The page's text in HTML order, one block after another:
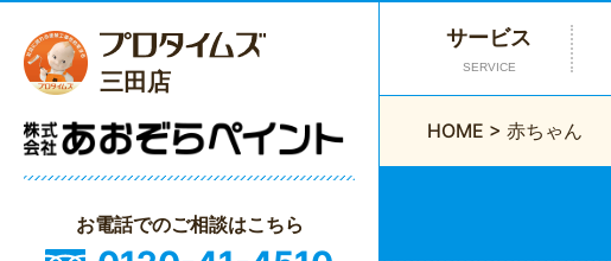
三田店
お電話でのご相談はこちら
サービス
SERVICE
HOME > 赤ちゃん